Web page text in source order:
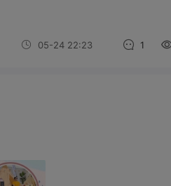
05-24 22:23 1